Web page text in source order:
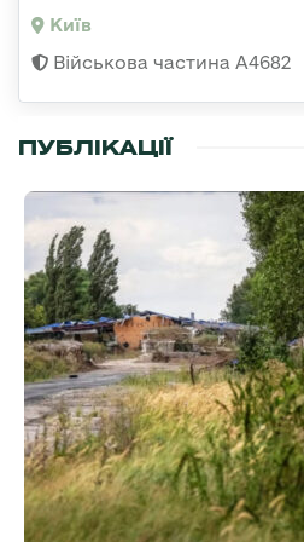
Київ
Військова частина А4682
ПУБЛІКАЦІЇ